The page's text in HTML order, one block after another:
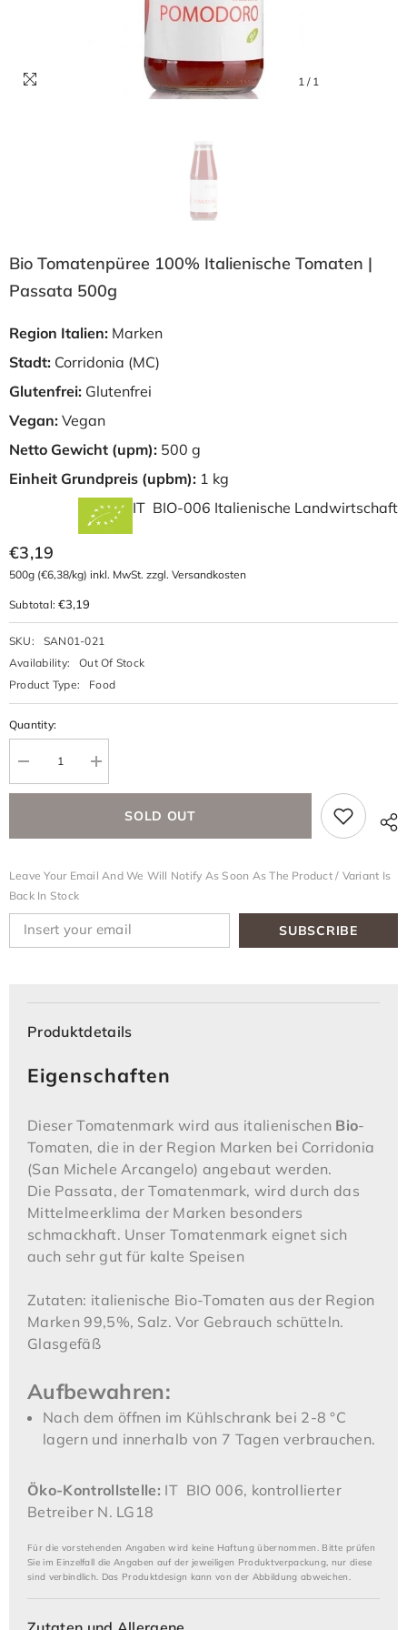
1 / 1
Bio Tomatenpüree 100% Italienische Tomaten |
Passata 500g
Region Italien: Marken
Stadt: Corridonia (MC)
Glutenfrei: Glutenfrei
Vegan: Vegan
Netto Gewicht (upm): 500 g
Einheit Grundpreis (upbm): 1 kg
IT BIO-006 Italienische Landwirtschaft
€3,19
500g (€6,38/kg) inkl. MwSt. zzgl. Versandkosten
Subtotal:€3,19
SKU:
SAN01-021
Availability:
Out Of Stock
Product Type:
Food
Quantity:
SOLD OUT
Leave Your Email And We Will Notify As Soon As The Product / Variant Is
Back In Stock
SUBSCRIBE
Produktdetails
Eigenschaften
Dieser Tomatenmark wird aus italienischen Bio-
Tomaten, die in der Region Marken bei Corridonia
(San Michele Arcangelo) angebaut werden.
Die Passata, der Tomatenmark, wird durch das
Mittelmeerklima der Marken besonders
schmackhaft. Unser Tomatenmark eignet sich
auch sehr gut für kalte Speisen
Zutaten: italienische Bio-Tomaten aus der Region
Marken 99,5%, Salz. Vor Gebrauch schütteln.
Glasgefäß
Aufbewahren:
Nach dem öffnen im Kühlschrank bei 2-8 °C
lagern und innerhalb von 7 Tagen verbrauchen.
Öko-Kontrollstelle: IT BIO 006, kontrollierter
Betreiber N. LG18
Für die vorstehenden Angaben wird keine Haftung übernommen. Bitte prüfen
Sie im Einzelfall die Angaben auf der jeweiligen Produktverpackung, nur diese
sind verbindlich. Das Produktdesign kann von der Abbildung abweichen.